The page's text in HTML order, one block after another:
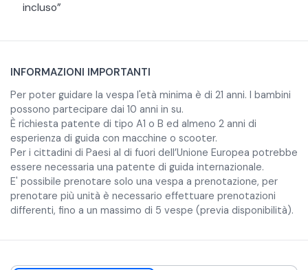
incluso”
INFORMAZIONI IMPORTANTI
Per poter guidare la vespa l'età minima è di 21 anni. I bambini
possono partecipare dai 10 anni in su.
È richiesta patente di tipo A1 o B ed almeno 2 anni di
esperienza di guida con macchine o scooter.
Per i cittadini di Paesi al di fuori dell’Unione Europea potrebbe
essere necessaria una patente di guida internazionale.
E' possibile prenotare solo una vespa a prenotazione, per
prenotare più unità è necessario effettuare prenotazioni
differenti, fino a un massimo di 5 vespe (previa disponibilità).